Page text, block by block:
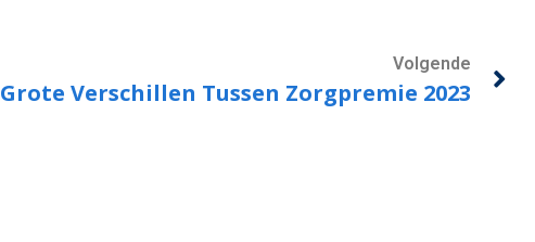
Volgende
Grote Verschillen Tussen Zorgpremie 2023